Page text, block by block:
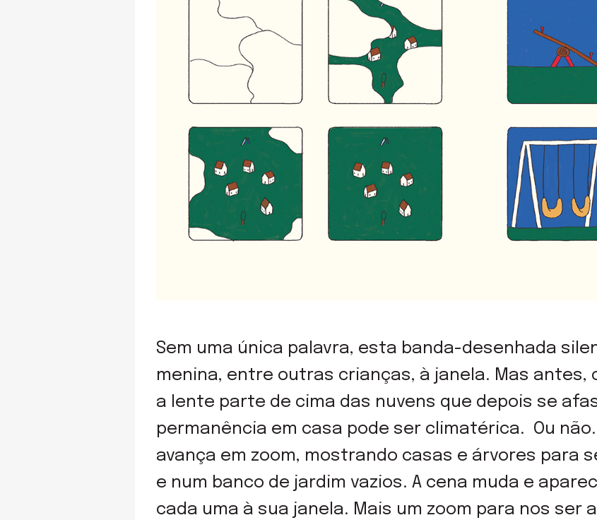
Sem uma única palavra, esta banda-desenhada
menina, entre outras crianças, à janela. Mas antes,
a lente parte de cima das nuvens que depois se
permanência em casa pode ser climatérica. Ou
avança em zoom, mostrando casas e árvores para
e num banco de jardim vazios. A cena muda e
cada uma à sua janela. Mais um zoom para nos ser